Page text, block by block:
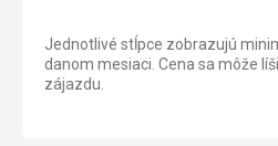
Jednotlivé stĺpce zobrazujú
danom mesiaci. Cena sa môže
zájazdu.